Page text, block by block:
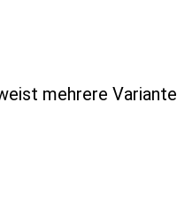
mehrere